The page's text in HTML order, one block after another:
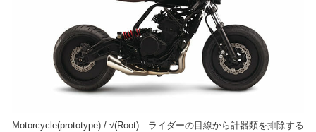
Motorcycle(prototype) / √(Root) ライダーの目線から計器類を排除する